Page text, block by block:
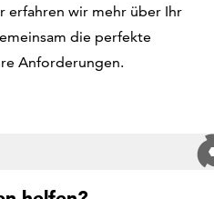
erfahren wir mehr über Ihr
die perfekte
Anforderungen.